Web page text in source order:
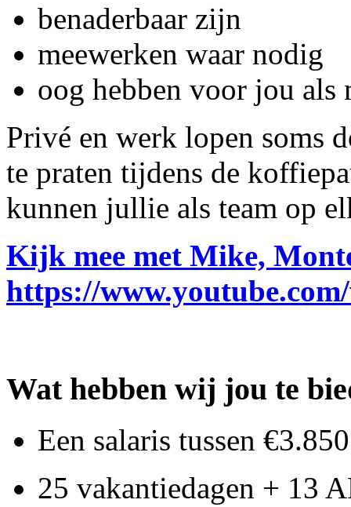
benaderbaar zijn
meewerken waar nodig
oog hebben voor jou als
Privé en werk lopen soms
te praten tijdens de
kunnen jullie als team op
Kijk mee met Mike,
https://
Wat hebben wij jou te
Een salaris tussen
25 vakantiedagen + 13